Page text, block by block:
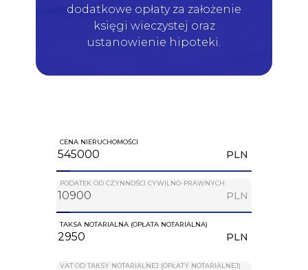
dodatkowe opłaty za założenie
księgi wieczystej oraz
ustanowienie hipoteki.
CENA NIERUCHOMOŚCI
PLN
PODATEK OD CZYNNOŚCI CYWILNO-PRAWNYCH
PLN
TAKSA NOTARIALNA (OPŁATA NOTARIALNA)
PLN
VAT OD TAKSY NOTARIALNEJ (OPŁATY NOTARIALNEJ)